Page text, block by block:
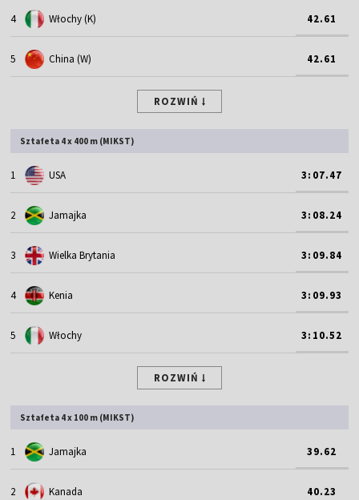
4 Włochy (K) 42.61
5 China (W) 42.61
ROZWIŃ
Sztafeta 4 x 400 m (MIKST)
1 USA 3:07.47
2 Jamajka 3:08.24
3 Wielka Brytania 3:09.84
4 Kenia 3:09.93
5 Włochy 3:10.52
ROZWIŃ
Sztafeta 4 x 100 m (MIKST)
1 Jamajka 39.62
2 Kanada 40.23